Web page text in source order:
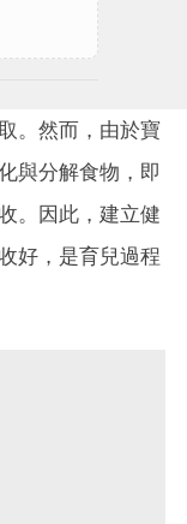
。然而，由於寶
與分解食物，即
。因此，建立健
好，是育兒過程